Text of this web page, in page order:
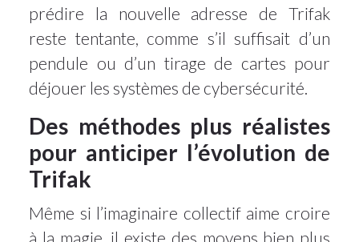
prédire la nouvelle adresse de Trifak
reste tentante, comme s’il suffisait d’un
pendule ou d’un tirage de cartes pour
déjouer les systèmes de cybersécurité.
Des méthodes plus réalistes
pour anticiper l’évolution de
Trifak
Même si l’imaginaire collectif aime croire
à la magie, il existe des moyens bien plus